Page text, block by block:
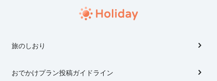
旅のしおり
おでかけプラン投稿ガイドライン